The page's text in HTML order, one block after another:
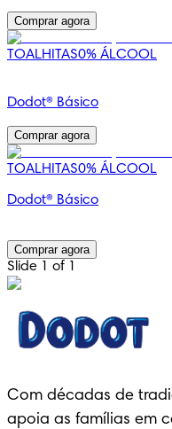
Comprar agora
TOALHITAS0% ÁLCOOL
Dodot® Básico
Comprar agora
TOALHITAS0% ÁLCOOL
Dodot® Básico
Comprar agora
Slide 1 of 1
Com décadas de
apoia as famílias em